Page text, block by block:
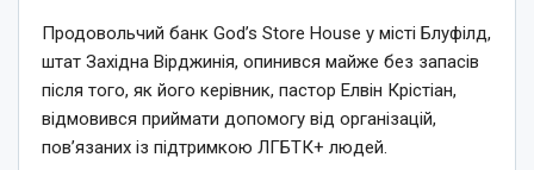
Продовольчий банк God’s Store House у місті Блуфілд,
штат Західна Вірджинія, опинився майже без запасів
після того, як його керівник, пастор Елвін Крістіан,
відмовився приймати допомогу від організацій,
пов’язаних із підтримкою ЛГБТК+ людей.